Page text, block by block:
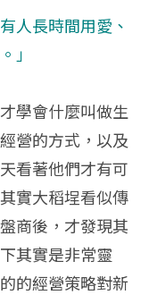
人長時間用愛、
」
學會什麼叫做生
營的方式，以及
看著他們才有可
實大稻埕看似傳
商後，才發現其
其實是非常靈
的經營策略對新